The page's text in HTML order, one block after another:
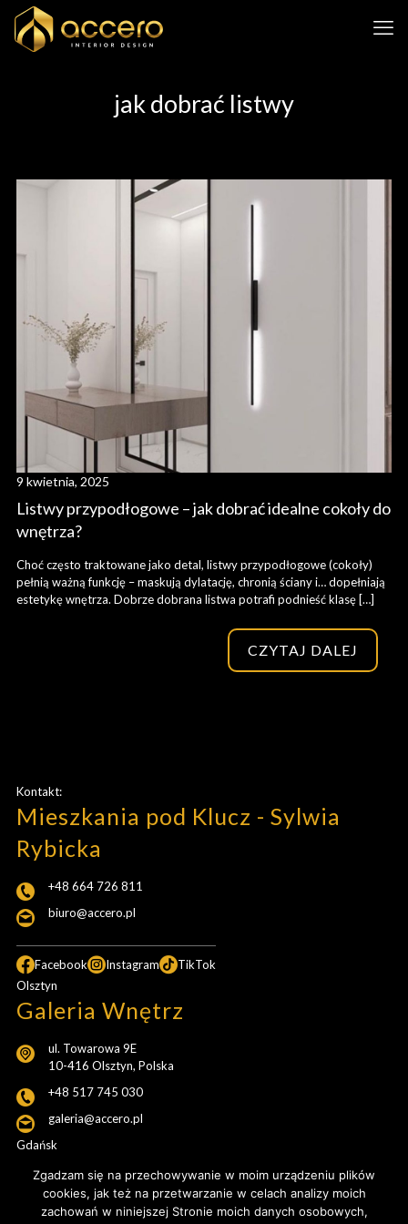
jak dobrać listwy
9 kwietnia, 2025
Listwy przypodłogowe – jak dobrać idealne cokoły do
wnętrza?
Choć często traktowane jako detal, listwy przypodłogowe (cokoły)
pełnią ważną funkcję – maskują dylatację, chronią ściany i… dopełniają
estetykę wnętrza. Dobrze dobrana listwa potrafi podnieść klasę […]
CZYTAJ DALEJ
Olsztyn
Galeria Wnętrz
ul. Towarowa 9E
10-416 Olsztyn, Polska
+48 517 745 030
galeria@accero.pl
Gdańsk
Pracownia Projektowa
ul. Popiełuszki 20b/54
Kontakt:
Mieszkania pod Klucz - Sylwia
Rybicka
+48 664 726 811
biuro@accero.pl
Facebook Instagram TikTok
Zgadzam się na przechowywanie w moim urządzeniu plików
cookies, jak też na przetwarzanie w celach analizy moich
zachowań w niniejszej Stronie moich danych osobowych,